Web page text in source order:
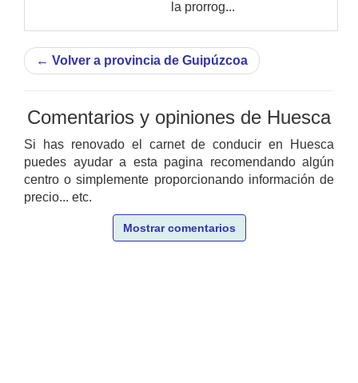
la prorrog...
← Volver a provincia de Guipúzcoa
Comentarios y opiniones de Huesca
Si has renovado el carnet de conducir en Huesca
puedes ayudar a esta pagina recomendando algún
centro o simplemente proporcionando información de
precio... etc.
Mostrar comentarios